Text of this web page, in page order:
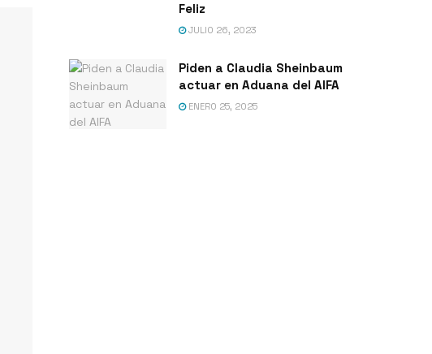
Feliz
JULIO 26, 2023
Piden a Claudia Sheinbaum
actuar en Aduana del AIFA
ENERO 25, 2025